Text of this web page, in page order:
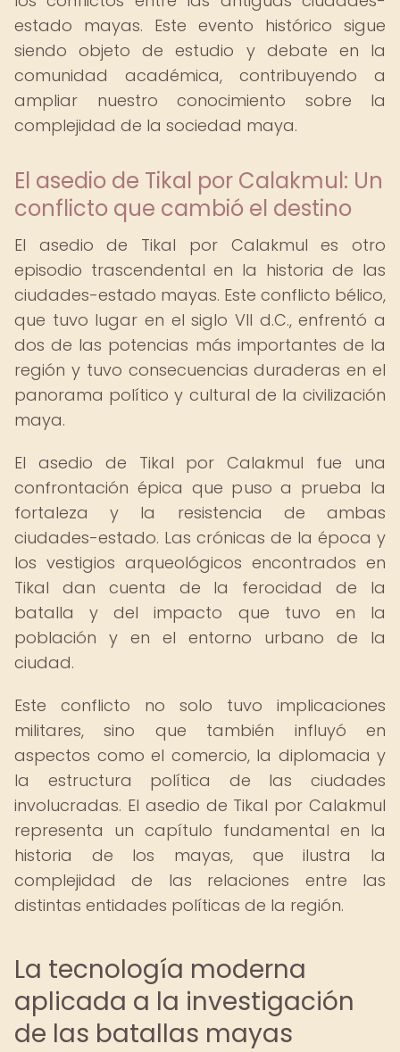
estado mayas. Este evento histórico sigue
siendo objeto de estudio y debate en la
comunidad académica, contribuyendo a
ampliar nuestro conocimiento sobre la
complejidad de la sociedad maya.
El asedio de Tikal por Calakmul: Un
conflicto que cambió el destino
El asedio de Tikal por Calakmul es otro
episodio trascendental en la historia de las
ciudades-estado mayas. Este conflicto bélico,
que tuvo lugar en el siglo VII d.C., enfrentó a
dos de las potencias más importantes de la
región y tuvo consecuencias duraderas en el
panorama político y cultural de la civilización
maya.
El asedio de Tikal por Calakmul fue una
confrontación épica que puso a prueba la
fortaleza y la resistencia de ambas
ciudades-estado. Las crónicas de la época y
los vestigios arqueológicos encontrados en
Tikal dan cuenta de la ferocidad de la
batalla y del impacto que tuvo en la
población y en el entorno urbano de la
ciudad.
Este conflicto no solo tuvo implicaciones
militares, sino que también influyó en
aspectos como el comercio, la diplomacia y
la estructura política de las ciudades
involucradas. El asedio de Tikal por Calakmul
representa un capítulo fundamental en la
historia de los mayas, que ilustra la
complejidad de las relaciones entre las
distintas entidades políticas de la región.
La tecnología moderna
aplicada a la investigación
de las batallas mayas